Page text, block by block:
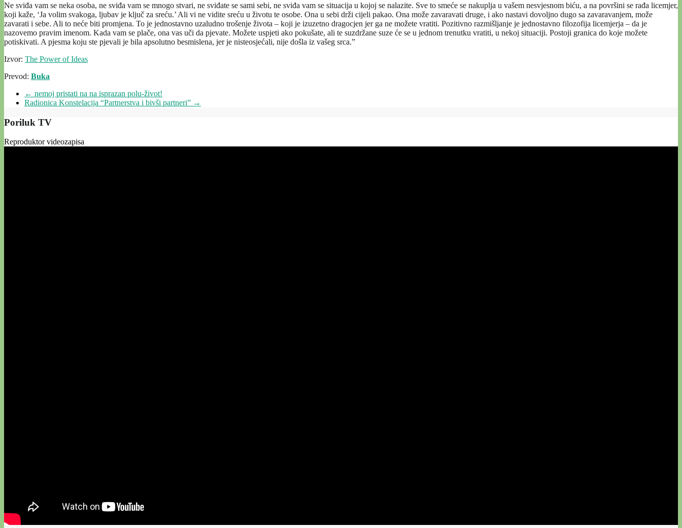
Ne sviđa vam se neka osoba, ne sviđa vam se mnogo stvari, ne sviđate se sami sebi, ne sviđa vam se situacija u kojoj se nalazite. Sve to smeće se nakuplja u vašem nesvjesnom biću, a na površini se rađa licemjer,
koji kaže, ‘Ja volim svakoga, ljubav je ključ za sreću.’ Ali vi ne vidite sreću u životu te osobe. Ona u sebi drži cijeli pakao. Ona može zavaravati druge, i ako nastavi dovoljno dugo sa zavaravanjem, može
zavarati i sebe. Ali to neće biti promjena. To je jednostavno uzaludno trošenje života – koji je izuzetno dragocjen jer ga ne možete vratiti. Pozitivno razmišljanje je jednostavno filozofija licemjerja – da je
nazovemo pravim imenom. Kada vam se plače, ona vas uči da pjevate. Možete uspjeti ako pokušate, ali te suzdržane suze će se u jednom trenutku vratiti, u nekoj situaciji. Postoji granica do koje možete
potiskivati. A pjesma koju ste pjevali je bila apsolutno besmislena, jer je nisteosjećali, nije došla iz vašeg srca.”
Izvor: The Power of Ideas
Prevod: Buka
← nemoj pristati na na isprazan polu-život!
Radionica Konstelacija “Partnerstva i bivši partneri” →
Poriluk TV
Reproduktor videozapisa